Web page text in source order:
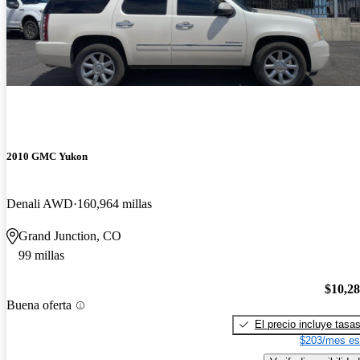
2010 GMC Yukon
Denali AWD 160,964 millas
Grand Junction, CO
99 millas
Buena oferta
El precio incluye tasas
$203/mes